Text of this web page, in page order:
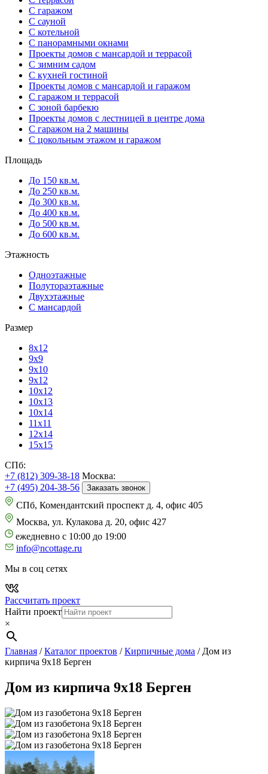
С гаражом
С сауной
С котельной
С панорамными окнами
Проекты домов с мансардой и террасой
С зимним садом
С кухней гостиной
Проекты домов с мансардой и гаражом
С гаражом и террасой
С зоной барбекю
Проекты домов с лестницей в центре дома
С гаражом на 2 машины
С цокольным этажом и гаражом
Площадь
До 150 кв.м.
До 250 кв.м.
До 300 кв.м.
До 400 кв.м.
До 500 кв.м.
До 600 кв.м.
Этажность
Одноэтажные
Полутораэтажные
Двухэтажные
С мансардой
Размер
8х12
9х9
9х10
9х12
10х12
10х13
10х14
11х11
12х14
15х15
СПб:
+7 (812) 309-38-18 Москва:
+7 (495) 204-38-56
Заказать звонок
СПб, Комендантский проспект д. 4, офис 405
Москва, ул. Кулакова д. 20, офис 427
ежедневно с 10:00 до 19:00
info@ncottage.ru
Мы в соц сетях
Рассчитать проект
Найти проект
×
Главная /Каталог проектов /Кирпичные дома / Дом из
кирпича 9х18 Берген
Дом из кирпича 9х18 Берген